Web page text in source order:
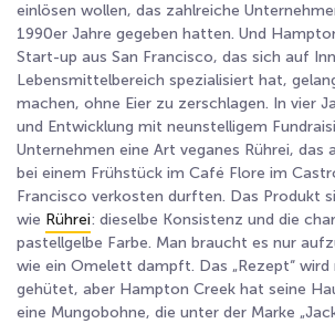
einlösen wollen, das zahlreiche
1990er Jahre gegeben hatten. Und
Start-up aus San Francisco, das sich auf
Lebensmittelbereich spezialisiert hat,
machen, ohne Eier zu zerschlagen. In vier
und Entwicklung mit neunstelligem
Unternehmen eine Art veganes Rührei, das
bei einem Frühstück im Café Flore im
Francisco verkosten durften. Das Produkt
wie Rührei: dieselbe Konsistenz und die
pastellgelbe Farbe. Man braucht es nur
wie ein Omelett dampft. Das „Rezept“
gehütet, aber Hampton Creek hat seine
eine Mungobohne, die unter der Marke